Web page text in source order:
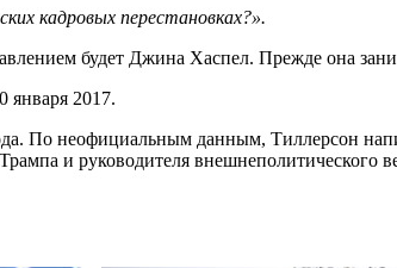
кадровых перестановках?».
будет Джина Хаспел. Прежде она
января 2017.
По неофициальным данным, Тиллерсон
и руководителя внешнеполитического